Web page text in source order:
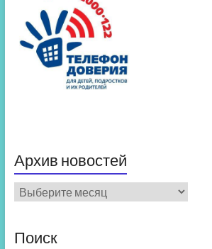
Архив новостей
Архив
новостей
Поиск